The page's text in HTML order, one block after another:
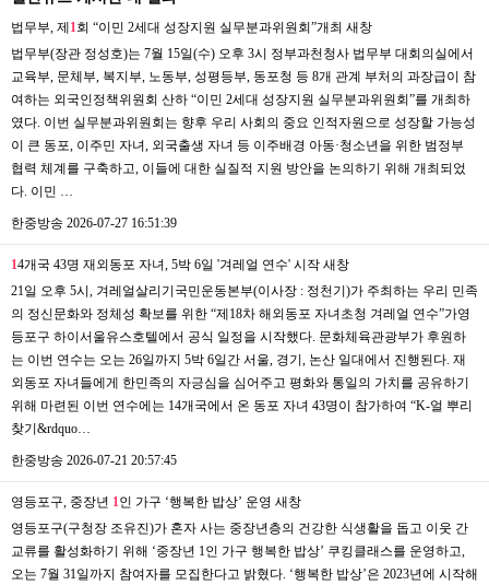
법무부, 제1 회 “이민 2세대 성장지원 실무분과위원회”개최 새창
법무부(장관 정성호)는 7월 15일(수) 오후 3시 정부과천청사 법무부 대회의실에서
교육부, 문체부, 복지부, 노동부, 성평등부, 동포청 등 8개 관계 부처의 과장급이 참
여하는 외국인정책위원회 산하 “이민 2세대 성장지원 실무분과위원회”를 개최하
였다. 이번 실무분과위원회는 향후 우리 사회의 중요 인적자원으로 성장할 가능성
이 큰 동포, 이주민 자녀, 외국출생 자녀 등 이주배경 아동·청소년을 위한 범정부
협력 체계를 구축하고, 이들에 대한 실질적 지원 방안을 논의하기 위해 개최되었
다. 이민 …
한중방송 2026-07-27 16:51:39
14개국 43명 재외동포 자녀, 5박 6일 '겨레얼 연수' 시작 새창
21일 오후 5시, 겨레얼살리기국민운동본부(이사장 : 정천기)가 주최하는 우리 민족
의 정신문화와 정체성 확보를 위한 “제18차 해외동포 자녀초청 겨레얼 연수”가영
등포구 하이서울유스호텔에서 공식 일정을 시작했다. 문화체육관광부가 후원하
는 이번 연수는 오는 26일까지 5박 6일간 서울, 경기, 논산 일대에서 진행된다. 재
외동포 자녀들에게 한민족의 자긍심을 심어주고 평화와 통일의 가치를 공유하기
위해 마련된 이번 연수에는 14개국에서 온 동포 자녀 43명이 참가하여 “K-얼 뿌리
찾기&rdquo…
한중방송 2026-07-21 20:57:45
영등포구, 중장년 1 인 가구 ‘행복한 밥상’ 운영 새창
영등포구(구청장 조유진)가 혼자 사는 중장년층의 건강한 식생활을 돕고 이웃 간
교류를 활성화하기 위해 ‘중장년 1인 가구 행복한 밥상’ 쿠킹클래스를 운영하고,
오는 7월 31일까지 참여자를 모집한다고 밝혔다. ‘행복한 밥상’은 2023년에 시작해